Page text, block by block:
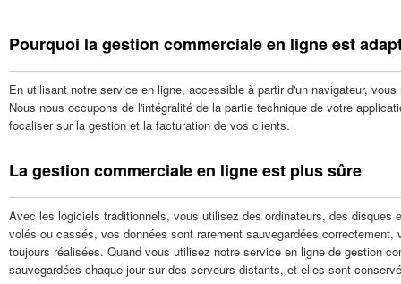
Pourquoi la gestion commerciale en ligne est
En utilisant notre service en ligne, accessible à partir d'un navigateur,
Nous nous occupons de l'intégralité de la partie technique de votre
focaliser sur la gestion et la facturation de vos clients.
La gestion commerciale en ligne est plus sûre
Avec les logiciels traditionnels, vous utilisez des ordinateurs, des
volés ou cassés, vos données sont rarement sauvegardées
toujours réalisées. Quand vous utilisez notre service en ligne de gestion
sauvegardées chaque jour sur des serveurs distants, et elles sont